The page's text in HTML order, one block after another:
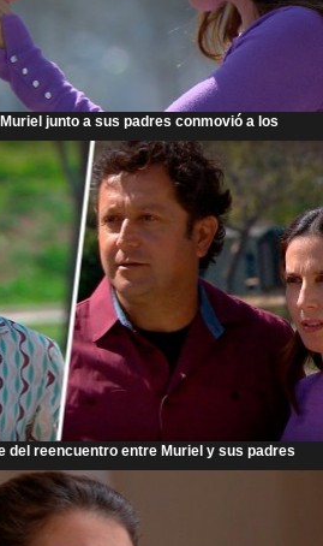
junto a sus padres conmovió a los
del reencuentro entre Muriel y sus padres